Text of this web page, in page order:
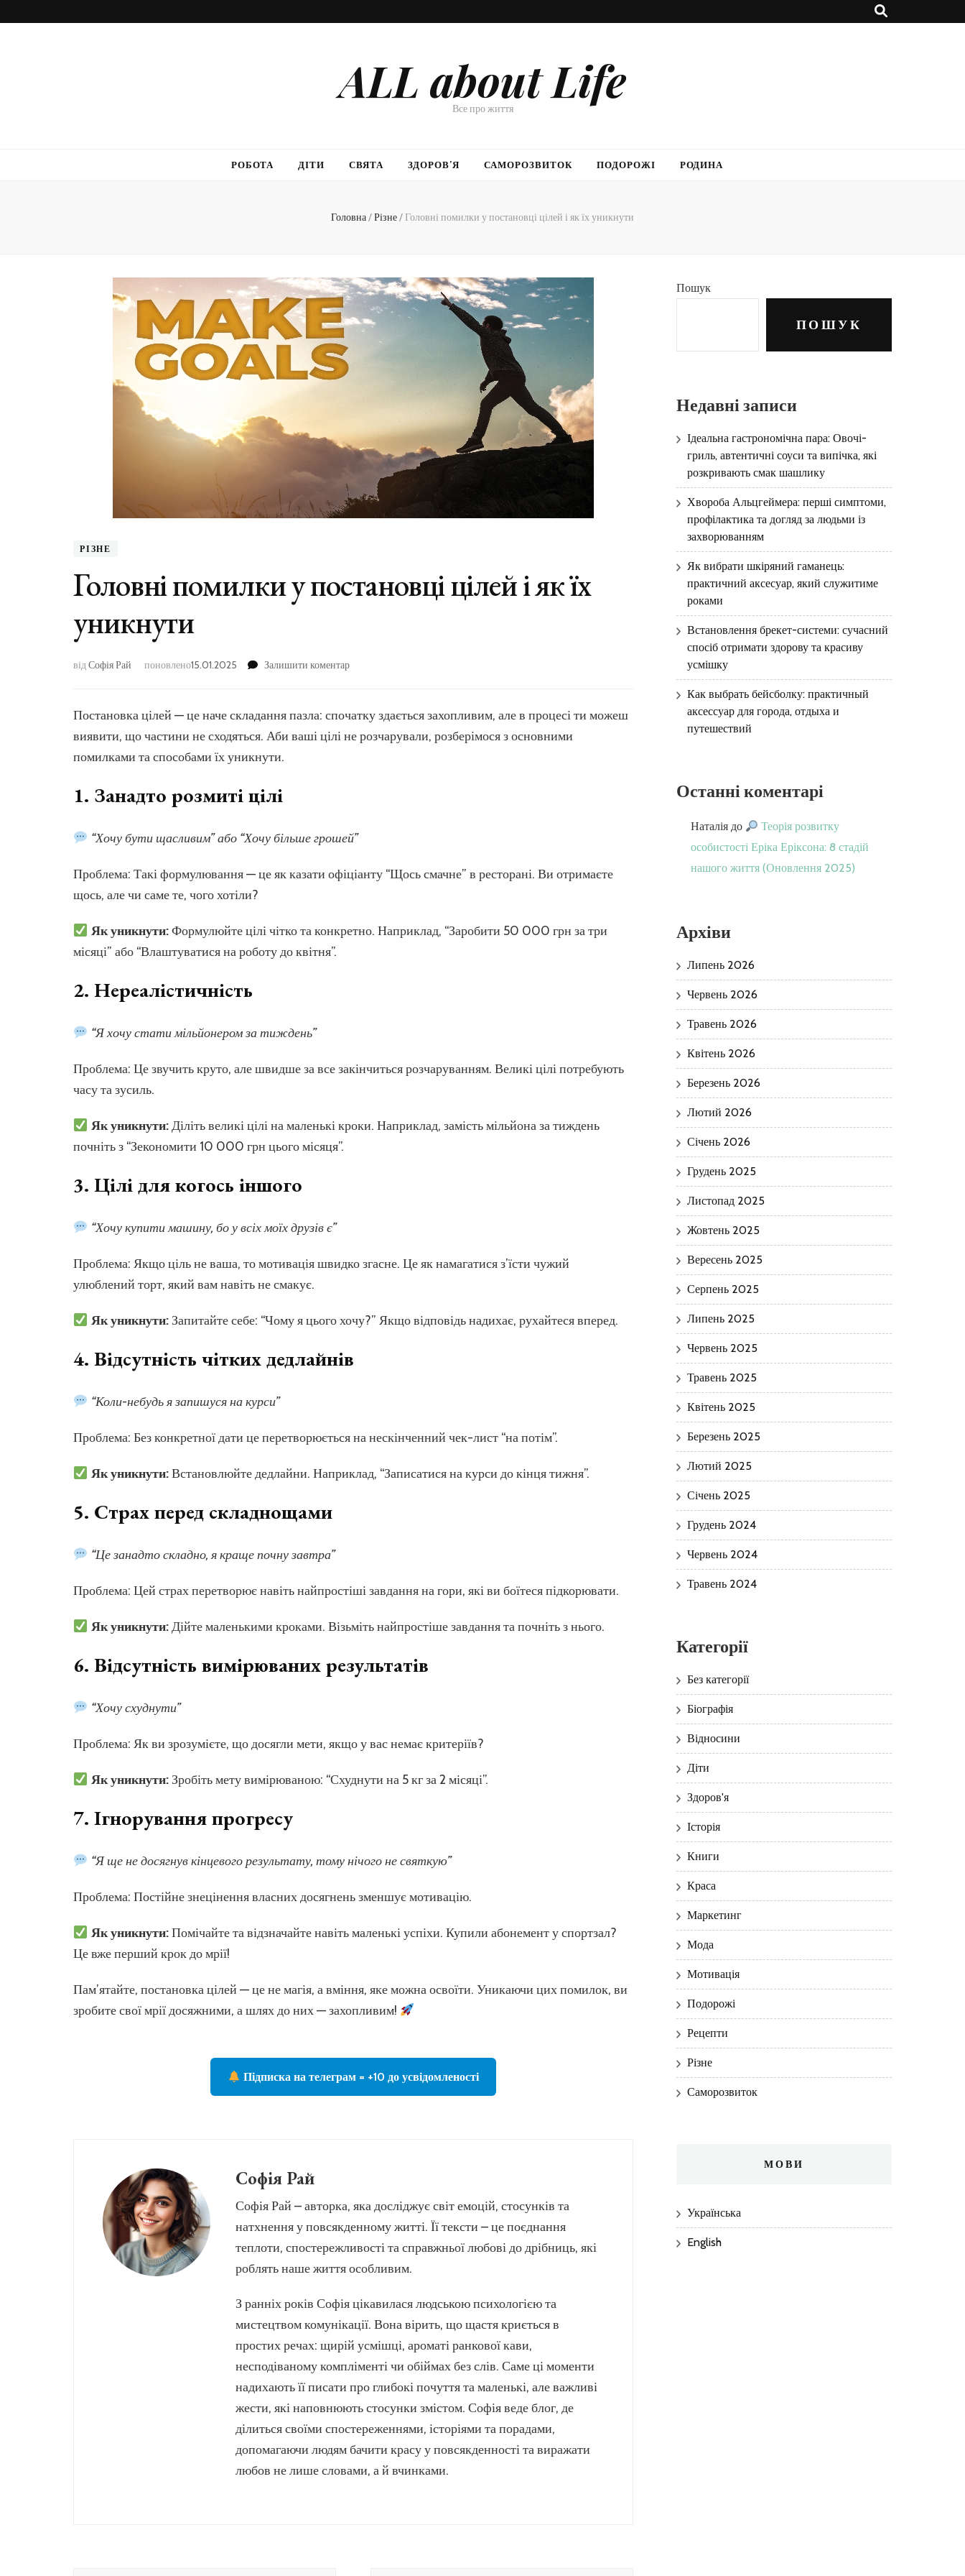
ALL about Life
Все про життя
РОБОТА ДІТИ СВЯТА ЗДОРОВ’Я САМОРОЗВИТОК ПОДОРОЖІ РОДИНА
Головна/Різне/Головні помилки у постановці цілей і як їх уникнути
РІЗНЕ
Головні помилки у постановці цілей і як їх
уникнути
відСофія Рай поновлено15.01.2025 Залишити коментардо
постановці
цілей
Постановка цілей — це наче складання пазла: спочатку здається захопливим, але в процесі ти можеш
виявити, що частини не сходяться. Аби ваші цілі не розчарували, розберімося з основними
помилками та способами їх уникнути.
1. Занадто розмиті цілі
“Хочу бути щасливим” або “Хочу більше грошей”
Проблема: Такі формулювання — це як казати офіціанту “Щось смачне” в ресторані. Ви отримаєте
щось, але чи саме те, чого хотіли?
Як уникнути:Формулюйте цілі чітко та конкретно. Наприклад, “Заробити 50 000 грн за три
місяці” або “Влаштуватися на роботу до квітня”.
2. Нереалістичність
“Я хочу стати мільйонером за тиждень”
Проблема: Це звучить круто, але швидше за все закінчиться розчаруванням. Великі цілі потребують
часу та зусиль.
Як уникнути:Діліть великі цілі на маленькі кроки. Наприклад, замість мільйона за тиждень
почніть з “Зекономити 10 000 грн цього місяця”.
3. Цілі для когось іншого
“Хочу купити машину, бо у всіх моїх друзів є”
Проблема: Якщо ціль не ваша, то мотивація швидко згасне. Це як намагатися з’їсти чужий
улюблений торт, який вам навіть не смакує.
Як уникнути:Запитайте себе: “Чому я цього хочу?” Якщо відповідь надихає, рухайтеся вперед.
4. Відсутність чітких дедлайнів
“Коли-небудь я запишуся на курси”
Проблема: Без конкретної дати це перетворюється на нескінченний чек-лист “на потім”.
Як уникнути:Встановлюйте дедлайни. Наприклад, “Записатися на курси до кінця тижня”.
5. Страх перед складнощами
“Це занадто складно, я краще почну завтра”
Проблема: Цей страх перетворює навіть найпростіші завдання на гори, які ви боїтеся підкорювати.
Як уникнути:Дійте маленькими кроками. Візьміть найпростіше завдання та почніть з нього.
6. Відсутність вимірюваних результатів
“Хочу схуднути”
Проблема: Як ви зрозумієте, що досягли мети, якщо у вас немає критеріїв?
Як уникнути:Зробіть мету вимірюваною: “Схуднути на 5 кг за 2 місяці”.
7. Ігнорування прогресу
“Я ще не досягнув кінцевого результату, тому нічого не святкую”
Проблема: Постійне знецінення власних досягнень зменшує мотивацію.
Як уникнути:Помічайте та відзначайте навіть маленькі успіхи. Купили абонемент у спортзал?
Це вже перший крок до мрії!
Пам’ятайте, постановка цілей — це не магія, а вміння, яке можна освоїти. Уникаючи цих помилок, ви
зробите свої мрії досяжними, а шлях до них — захопливим!
Підписка на телеграм = +10 до усвідомленості
Софія Рай
Софія Рай – авторка, яка досліджує світ емоцій, стосунків та
натхнення у повсякденному житті. Її тексти – це поєднання
теплоти, спостережливості та справжньої любові до дрібниць, які
роблять наше життя особливим.
З ранніх років Софія цікавилася людською психологією та
мистецтвом комунікації. Вона вірить, що щастя криється в
простих речах: щирій усмішці, ароматі ранкової кави,
несподіваному компліменті чи обіймах без слів. Саме ці моменти
надихають її писати про глибокі почуття та маленькі, але важливі
жести, які наповнюють стосунки змістом. Софія веде блог, де
ділиться своїми спостереженнями, історіями та порадами,
допомагаючи людям бачити красу у повсякденності та виражати
любов не лише словами, а й вчинками.
Пошук
ПОШУК
Недавні записи
Ідеальна гастрономічна пара: Овочі-
гриль, автентичні соуси та випічка, які
розкривають смак шашлику
Хвороба Альцгеймера: перші симптоми,
профілактика та догляд за людьми із
захворюванням
Як вибрати шкіряний гаманець:
практичний аксесуар, який служитиме
роками
Встановлення брекет-системи: сучасний
спосіб отримати здорову та красиву
усмішку
Как выбрать бейсболку: практичный
аксессуар для города, отдыха и
путешествий
Останні коментарі
Наталія до
Теорія розвитку
особистості Еріка Еріксона: 8 стадій
нашого життя (Оновлення 2025)
Архіви
Липень 2026
Червень 2026
Травень 2026
Квітень 2026
Березень 2026
Лютий 2026
Січень 2026
Грудень 2025
Листопад 2025
Жовтень 2025
Вересень 2025
Серпень 2025
Липень 2025
Червень 2025
Травень 2025
Квітень 2025
Березень 2025
Лютий 2025
Січень 2025
Грудень 2024
Червень 2024
Травень 2024
Категорії
Без категорії
Біографія
Відносини
Діти
Здоров'я
Історія
Книги
Краса
Маркетинг
Мода
Мотивація
Подорожі
Рецепти
Різне
Саморозвиток
МОВИ
Українська
English